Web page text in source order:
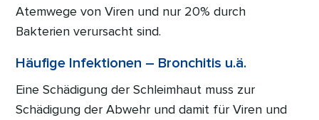
Atemwege von Viren und nur 20% durch
Bakterien verursacht sind.
Häufige Infektionen – Bronchitis u.ä.
Eine Schädigung der Schleimhaut muss zur
Schädigung der Abwehr und damit für Viren und